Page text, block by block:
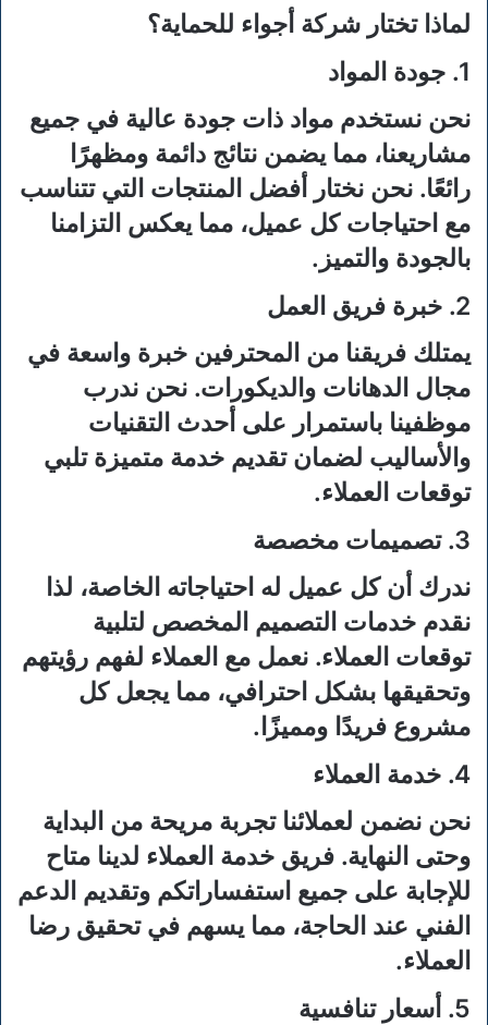
لماذا تختار شركة أجواء للحماية؟
1. جودة المواد
نحن نستخدم مواد ذات جودة عالية في جميع
مشاريعنا، مما يضمن نتائج دائمة ومظهرًا
رائعًا. نحن نختار أفضل المنتجات التي تتناسب
مع احتياجات كل عميل، مما يعكس التزامنا
بالجودة والتميز.
2. خبرة فريق العمل
يمتلك فريقنا من المحترفين خبرة واسعة في
مجال الدهانات والديكورات. نحن ندرب
موظفينا باستمرار على أحدث التقنيات
والأساليب لضمان تقديم خدمة متميزة تلبي
توقعات العملاء.
3. تصميمات مخصصة
ندرك أن كل عميل له احتياجاته الخاصة، لذا
نقدم خدمات التصميم المخصص لتلبية
توقعات العملاء. نعمل مع العملاء لفهم رؤيتهم
وتحقيقها بشكل احترافي، مما يجعل كل
مشروع فريدًا ومميزًا.
4. خدمة العملاء
نحن نضمن لعملائنا تجربة مريحة من البداية
وحتى النهاية. فريق خدمة العملاء لدينا متاح
للإجابة على جميع استفساراتكم وتقديم الدعم
الفني عند الحاجة، مما يسهم في تحقيق رضا
العملاء.
5. أسعار تنافسية